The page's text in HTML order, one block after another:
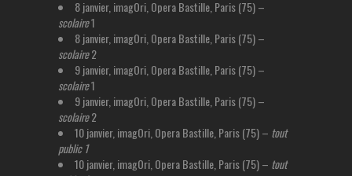
8 janvier, imagOri, Opera Bastille, Paris (75) –
scolaire1
8 janvier, imagOri, Opera Bastille, Paris (75) –
scolaire2
9 janvier, imagOri, Opera Bastille, Paris (75) –
scolaire1
9 janvier, imagOri, Opera Bastille, Paris (75) –
scolaire2
10 janvier, imagOri, Opera Bastille, Paris (75) – tout
public 1
10 janvier, imagOri, Opera Bastille, Paris (75) – tout